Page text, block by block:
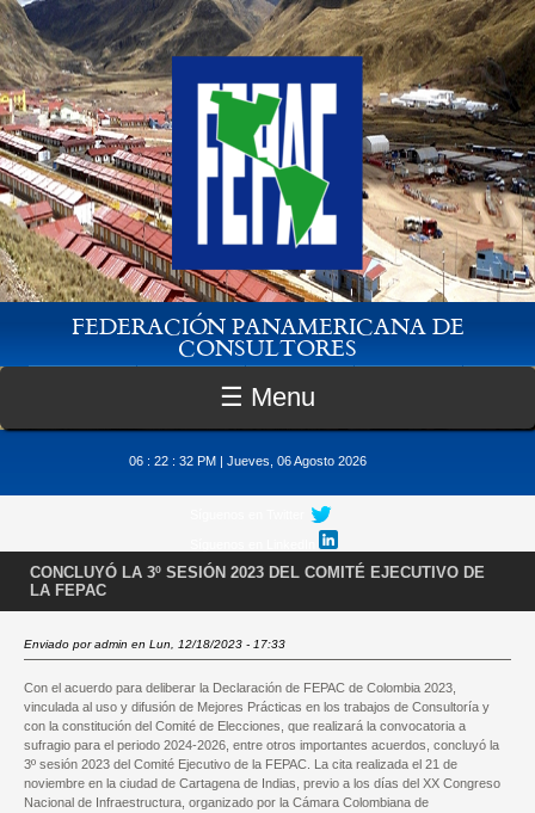
Pasar al contenido principal
FEDERACIÓN PANAMERICANA DE
CONSULTORES
☰ Menu
06 : 22 : 33 PM | Jueves, 06 Agosto 2026
CONCLUYÓ LA 3º SESIÓN 2023 DEL COMITÉ EJECUTIVO DE
LA FEPAC
Enviado poradmin en Lun, 12/18/2023 - 17:33
Con el acuerdo para deliberar la Declaración de FEPAC de Colombia 2023,
vinculada al uso y difusión de Mejores Prácticas en los trabajos de Consultoría y
con la constitución del Comité de Elecciones, que realizará la convocatoria a
sufragio para el periodo 2024-2026, entre otros importantes acuerdos, concluyó la
3º sesión 2023 del Comité Ejecutivo de la FEPAC. La cita realizada el 21 de
noviembre en la ciudad de Cartagena de Indias, previo a los días del XX Congreso
Nacional de Infraestructura, organizado por la Cámara Colombiana de